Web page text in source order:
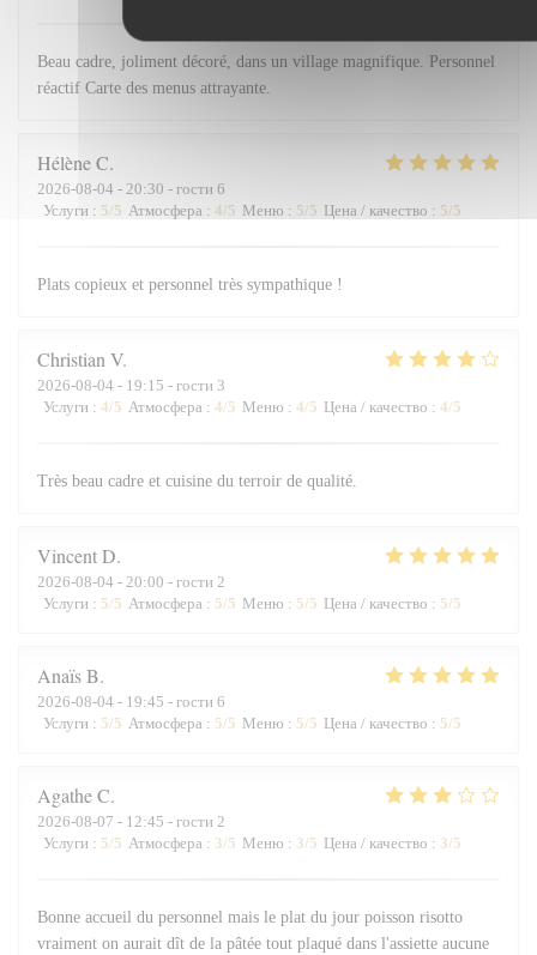
Beau cadre, joliment décoré, dans un village magnifique. Personnel
réactif Carte des menus attrayante.
HélèneC
2026-08-04 - 20:30 - гости 6
Услуги : 5/5 Атмосфера : 4/5 Меню : 5/5 Цена / качество : 5/5
Plats copieux et personnel très sympathique !
Christian V
2026-08-04 - 19:15 - гости 3
Услуги : 4/5 Атмосфера : 4/5 Меню : 4/5 Цена / качество : 4/5
Très beau cadre et cuisine du terroir de qualité.
VincentD
2026-08-04 - 20:00 - гости 2
Услуги : 5/5 Атмосфера : 5/5 Меню : 5/5 Цена / качество : 5/5
AnaïsB
2026-08-04 - 19:45 - гости 6
Услуги : 5/5 Атмосфера : 5/5 Меню : 5/5 Цена / качество : 5/5
AgatheC
2026-08-07 - 12:45 - гости 2
Услуги : 5/5 Атмосфера : 3/5 Меню : 3/5 Цена / качество : 3/5
Bonne accueil du personnel mais le plat du jour poisson risotto
vraiment on aurait dît de la pâtée tout plaqué dans l'assiette aucune